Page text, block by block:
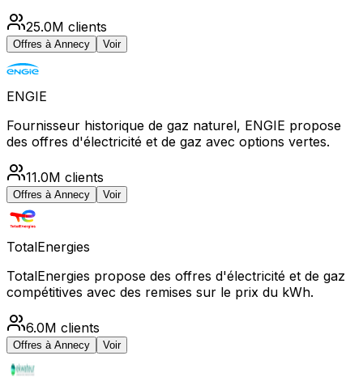
25.0M clients
Offres à Annecy Voir
ENGIE
Fournisseur historique de gaz naturel, ENGIE propose
des offres d'électricité et de gaz avec options vertes.
11.0M clients
Offres à Annecy Voir
TotalEnergies
TotalEnergies propose des offres d'électricité et de gaz
compétitives avec des remises sur le prix du kWh.
6.0M clients
Offres à Annecy Voir